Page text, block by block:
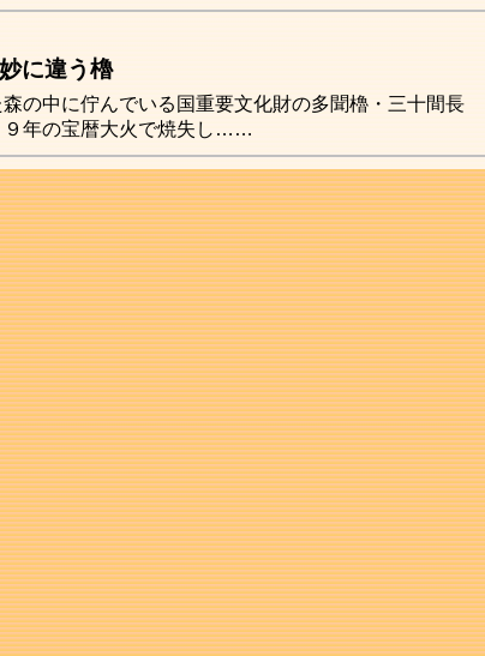
に違う櫓
の中に佇んでいる国重要文化財の多聞櫓・三十間長
９年の宝暦大火で焼失し……